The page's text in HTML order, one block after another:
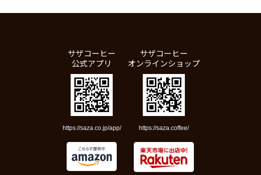
サザコーヒー
公式アプリ
https://saza.co.jp/app/
サザコーヒー
オンラインショップ
https://saza.coffee/